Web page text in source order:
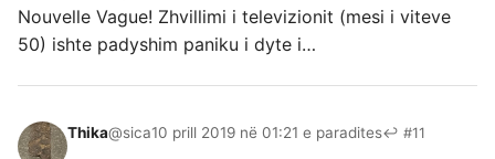
Nouvelle Vague! Zhvillimi i televizionit (mesi i viteve
50) ishte padyshim paniku i dyte i…
Thika@sica10 prill 2019 në 01:21 e paradites↩ #11